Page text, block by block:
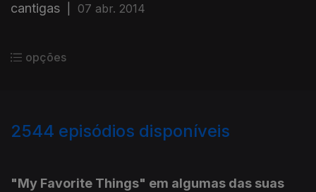
cantigas
07 abr. 2014
opções
2544 episódios disponíveis
"My Favorite Things" em algumas das suas